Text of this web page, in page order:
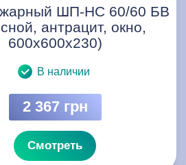
ШП-НС 60/60 БВ
антрацит, окно,
600х600х230)
В наличии
2 367 грн
Смотреть